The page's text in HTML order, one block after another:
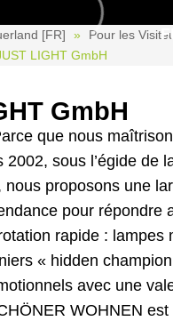
[FR]
Pour les
LIGHT GmbH
GmbH
que nous
2002, sous l’égide de
nous proposons une
pour répondre
rapide : lampes
« hidden
avec une
WOHNEN